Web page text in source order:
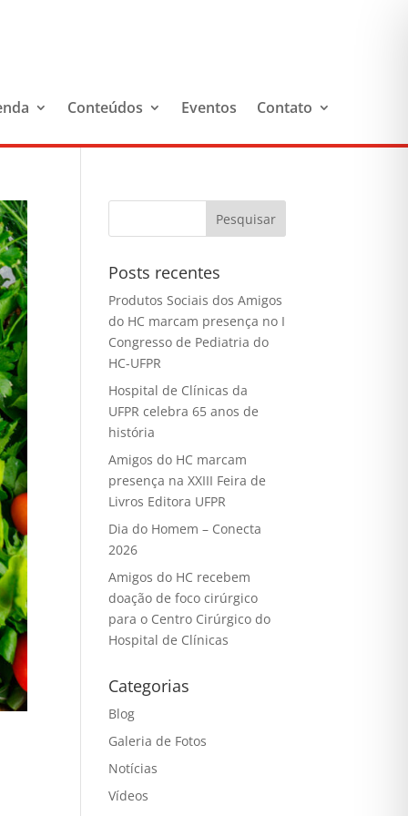
Conteúdos Eventos Contato
Posts recentes
Produtos Sociais dos Amigos
do HC marcam presença no I
Congresso de Pediatria do
HC-UFPR
Hospital de Clínicas da
UFPR celebra 65 anos de
história
Amigos do HC marcam
presença na XXIII Feira de
Livros Editora UFPR
Dia do Homem – Conecta
2026
Amigos do HC recebem
doação de foco cirúrgico
para o Centro Cirúrgico do
Hospital de Clínicas
Categorias
Blog
Galeria de Fotos
Notícias
Vídeos